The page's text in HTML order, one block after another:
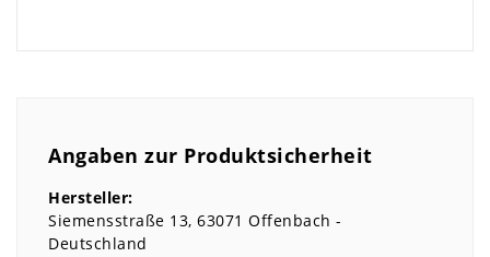
Angaben zur Produktsicherheit
Hersteller:
Siemensstraße 13 63071 Offenbach
Deutschland